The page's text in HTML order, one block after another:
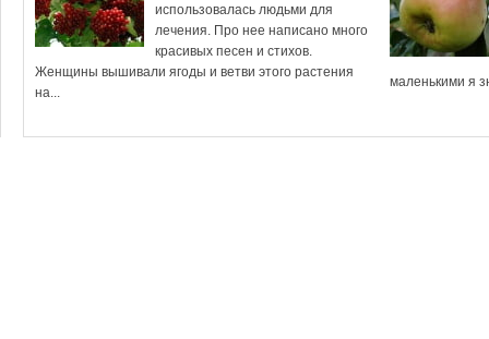
использовалась людьми для
лечения. Про нее написано много
красивых песен и стихов.
Женщины вышивали ягоды и ветви этого растения
на...
маленькими я